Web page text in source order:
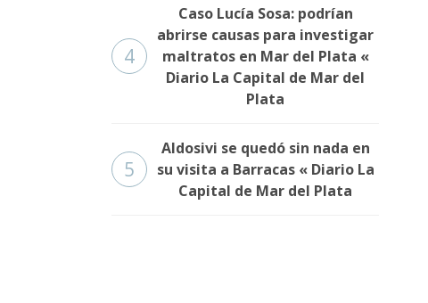
4
Caso Lucía Sosa: podrían
abrirse causas para investigar
maltratos en Mar del Plata «
Diario La Capital de Mar del
Plata
5
Aldosivi se quedó sin nada en
su visita a Barracas « Diario La
Capital de Mar del Plata